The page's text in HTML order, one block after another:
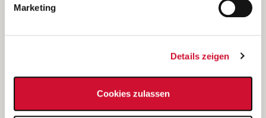
Marketing
Details zeigen
Cookies zulassen
Bewerbung als Altenpflegehelfer*in
Bewerbung als Erzieher*in